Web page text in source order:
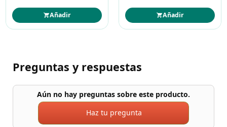
Añadir Añadir
Preguntas y respuestas
Aún no hay preguntas sobre este producto.
Haz tu pregunta